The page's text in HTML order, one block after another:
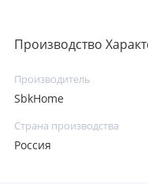
Производство
Производитель
SbkHome
Страна производства
Россия